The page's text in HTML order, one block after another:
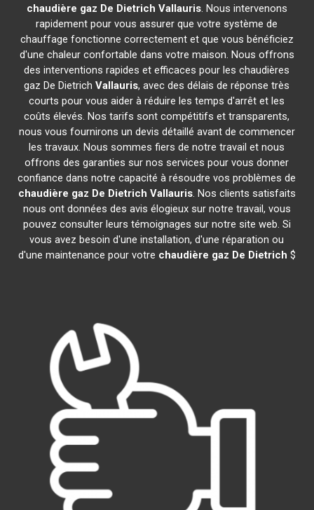
chaudière gaz De Dietrich Vallauris. Nous intervenons
rapidement pour vous assurer que votre système de
chauffage fonctionne correctement et que vous bénéficiez
d'une chaleur confortable dans votre maison. Nous offrons
des interventions rapides et efficaces pour les chaudières
gaz De DietrichVallauris, avec des délais de réponse très
courts pour vous aider à réduire les temps d'arrêt et les
coûts élevés. Nos tarifs sont compétitifs et transparents,
nous vous fournirons un devis détaillé avant de commencer
les travaux. Nous sommes fiers de notre travail et nous
offrons des garanties sur nos services pour vous donner
confiance dans notre capacité à résoudre vos problèmes de
chaudière gaz De Dietrich Vallauris. Nos clients satisfaits
nous ont données des avis élogieux sur notre travail, vous
pouvez consulter leurs témoignages sur notre site web. Si
vous avez besoin d'une installation, d'une réparation ou
d'une maintenance pour votre chaudière gaz De Dietrich $